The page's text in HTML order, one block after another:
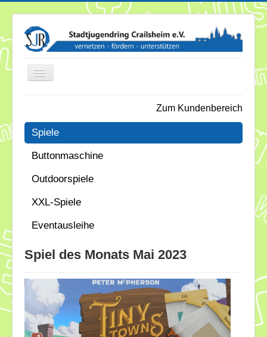
Toggle
News
Termine
Über uns
Mitglieder
Förderung
Ausleihe
Ratskeller
Zum Kundenbereich
Spiele
Buttonmaschine
Outdoorspiele
XXL-Spiele
Eventausleihe
Spiel des Monats Mai 2023